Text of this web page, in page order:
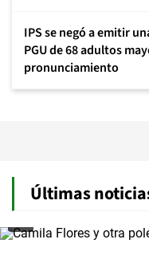
IPS se negó a emitir
PGU de 68 adultos
pronunciamiento
Últimas